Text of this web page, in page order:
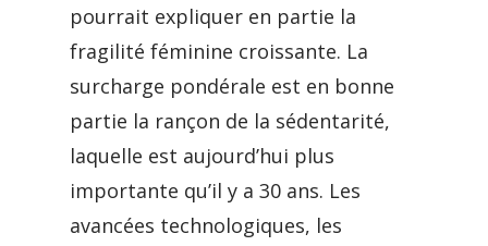
pourrait expliquer en partie la
fragilité féminine croissante. La
surcharge pondérale est en bonne
partie la rançon de la sédentarité,
laquelle est aujourd’hui plus
importante qu’il y a 30 ans. Les
avancées technologiques, les